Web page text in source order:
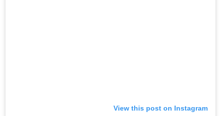
View this post on Instagram